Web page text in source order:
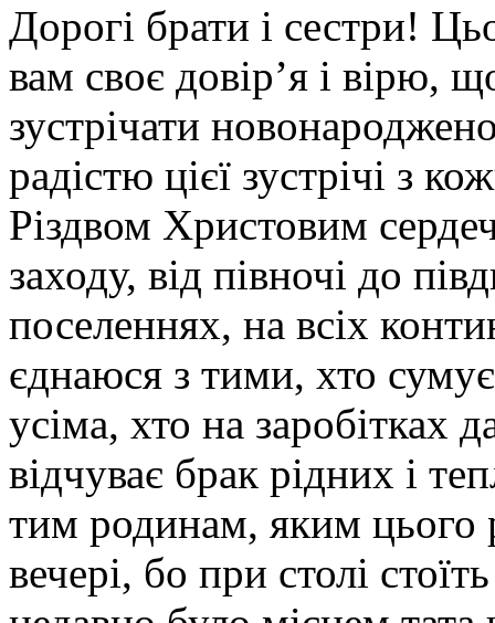
Дорогі брати і сестри!
вам своє довір’я і вірю,
зустрічати
радістю цієї зустрічі з
Різдвом Христовим
заходу, від півночі до
поселеннях, на всіх
єднаюся з тими, хто
усіма, хто на заробітках
відчуває брак рідних і
тим родинам, яким цього
вечері, бо при столі